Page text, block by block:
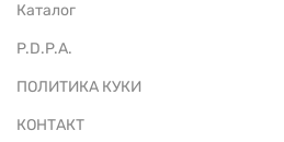
Каталог
P.D.P.A.
ПОЛИТИКА КУКИ
КОНТАКТ